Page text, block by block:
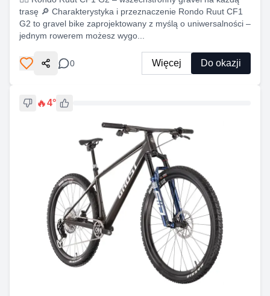
trasę 🔎 Charakterystyka i przeznaczenie Rondo Ruut CF1
G2 to gravel ­bike zaprojektowany z myślą o uniwersalności –
jednym rowerem możesz wygo...
Udostępnij
0 Więcej Do okazji
🔥4°